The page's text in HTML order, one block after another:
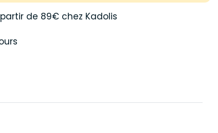
de 89€ chez Kadolis